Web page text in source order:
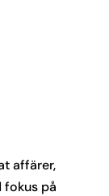
affärer,
fokus på